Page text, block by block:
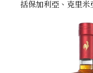
括保加利亞、克里米